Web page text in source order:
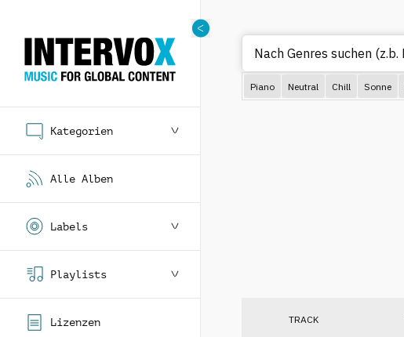
Kategorien
Alle Alben
Labels
Playlists
Lizenzen
Nach Genr
Piano Neutral Chill Sonne
TRACK